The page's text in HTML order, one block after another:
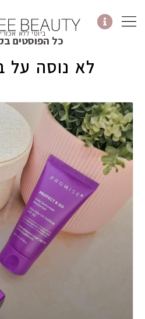
לתוכן
ביוטי ללא
כל הפוסטים
לא נוסה על